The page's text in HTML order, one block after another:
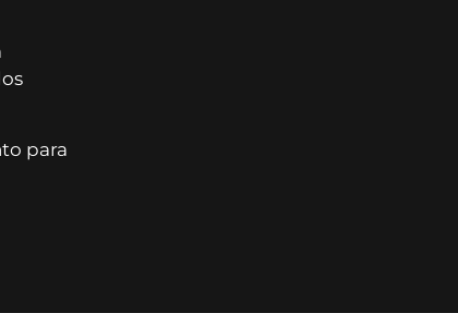
para